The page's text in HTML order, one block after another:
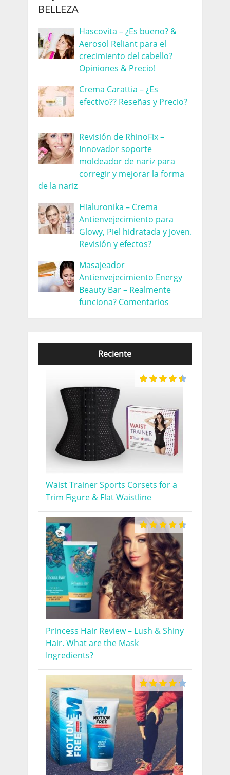
BELLEZA
Hascovita – ¿Es bueno? &
Aerosol Reliant para el
crecimiento del cabello?
Opiniones & Precio!
Crema Carattia – ¿Es
efectivo?? Reseñas y Precio?
Revisión de RhinoFix –
Innovador soporte
moldeador de nariz para
corregir y mejorar la forma
de la nariz
Hialuronika – Crema
Antienvejecimiento para
Glowy, Piel hidratada y joven.
Revisión y efectos?
Masajeador
Antienvejecimiento Energy
Beauty Bar – Realmente
funciona? Comentarios
Reciente
Waist Trainer Sports Corsets for a
Trim Figure & Flat Waistline
Princess Hair Review – Lush & Shiny
Hair. What are the Mask
Ingredients?